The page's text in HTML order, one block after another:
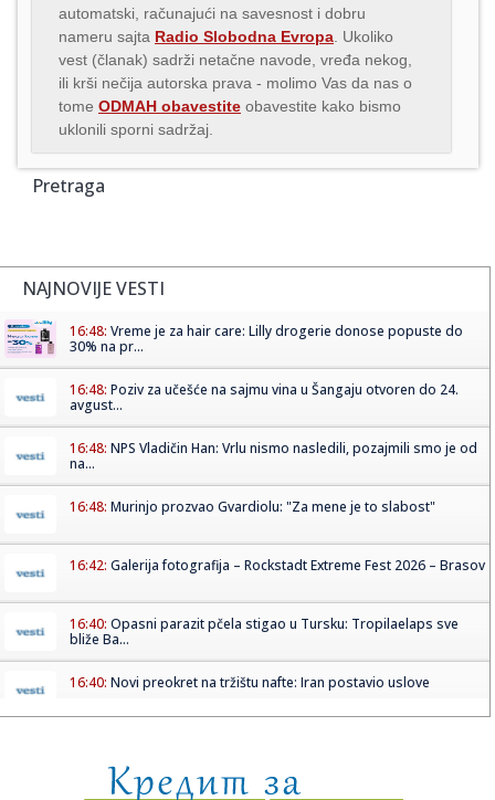
automatski, računajući na savesnost i dobru
nameru sajta Radio Slobodna Evropa . Ukoliko
vest (članak) sadrži netačne navode, vređa nekog,
ili krši nečija autorska prava - molimo Vas da nas o
tome ODMAH obavestite obavestite kako bismo
uklonili sporni sadržaj.
Pretraga
NAJNOVIJE VESTI
16:48: Vreme je za hair care: Lilly drogerie donose popuste do
30% na pr...
16:48: Poziv za učešće na sajmu vina u Šangaju otvoren do 24.
avgust...
16:48: NPS Vladičin Han: Vrlu nismo nasledili, pozajmili smo je od
na...
16:48: Murinjo prozvao Gvardiolu: "Za mene je to slabost"
16:42: Galerija fotografija – Rockstadt Extreme Fest 2026 – Brasov
16:40: Opasni parazit pčela stigao u Tursku: Tropilaelaps sve
bliže Ba...
16:40: Novi preokret na tržištu nafte: Iran postavio uslove